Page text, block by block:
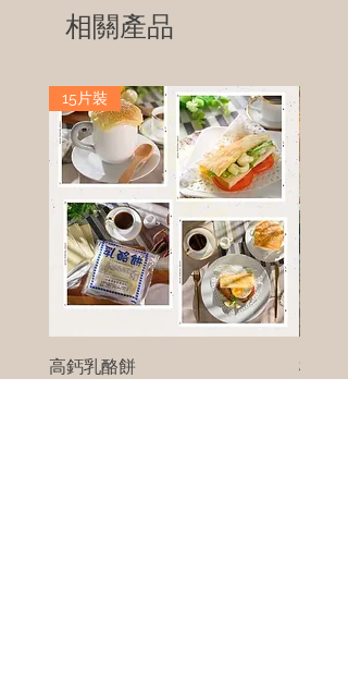
相關產品
15片裝
高鈣乳酪餅 樹葡萄